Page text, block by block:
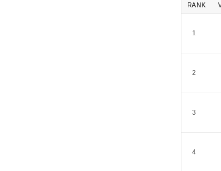
RANK
1
2
3
4